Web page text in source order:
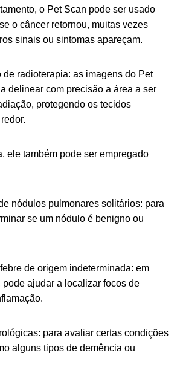
o Pet Scan pode ser usado
o câncer retornou, muitas vezes
sinais ou sintomas apareçam.
de radioterapia: as imagens do Pet
delinear com precisão a área a ser
protegendo os tecidos
ele também pode ser empregado
nódulos pulmonares solitários: para
se um nódulo é benigno ou
de origem indeterminada: em
pode ajudar a localizar focos de
para avaliar certas condições
alguns tipos de demência ou